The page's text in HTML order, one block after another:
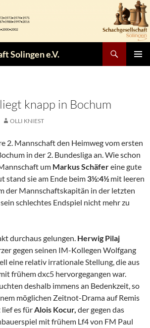
Solingen e.V.
knapp in Bochum
OLLI KNIEST
2. Mannschaft den Heimweg vom ersten
in der 2. Bundesliga an. Wie schon
um Markus Schäfereine gute
stand sie am Ende beim 3½:4½ mit leeren
der Mannschaftskapitän in der letzten
schlechtes Endspiel nicht mehr zu
durchaus gelungen. Herwig Pilaj
gegen seinen IM-Kollegen Wolfgang
eine relativ irrationale Stellung, die aus
frühem dxc5 hervorgegangen war.
deshalb immens an Bedenkzeit, so
möglichen Zeitnot-Drama auf Remis
es fürAlois Kocur, der gegen das
mit frühem Lf4 von FM Paul